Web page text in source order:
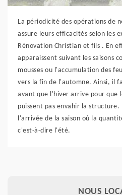
La périodicité des opérations de
assure leurs efficacités selon les
Rénovation Christian et fils . En
apparaissent suivant les saisons
mousses ou l'accumulation des
vers la fin de l'automne. Ainsi, il
avant que l'hiver arrive pour que
puissent pas envahir la
l'arrivée de la saison où la
c'est-à-dire l'été.
NOUS